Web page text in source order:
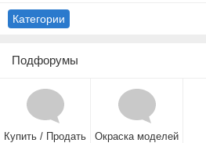
Категории
Подфорумы
Купить / Продать Окраска моделей